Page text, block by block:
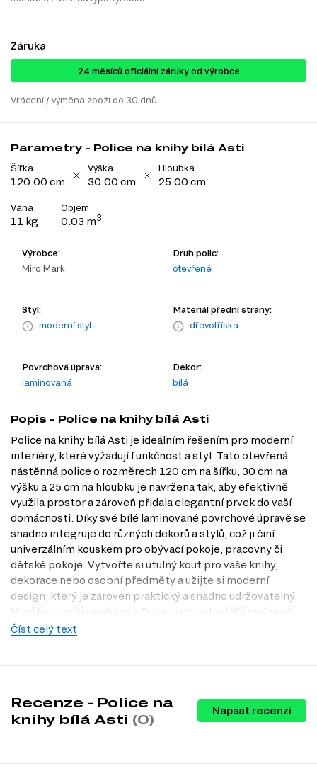
Záruka
24 ​​​​měsíců oficiální záruky od výrobce
Vrácení / výměna zboží do 30 dnů
Parametry - Police na knihy bílá Asti
Šířka
120.00 cm
Výška
30.00 cm
Hloubka
25.00 cm
Váha
11 kg
Objem
0.03 m3
Výrobce:
Miro Mark
Druh polic:
otevřené
Styl:
moderní styl
Materiál přední strany:
dřevotříska
Povrchová úprava:
laminovaná
Dekor:
bílá
Popis - Police na knihy bílá Asti
Police na knihy bílá Asti je ideálním řešením pro moderní
interiéry, které vyžadují funkčnost a styl. Tato otevřená
nástěnná police o rozměrech 120 cm na šířku, 30 cm na
výšku a 25 cm na hloubku je navržena tak, aby efektivně
využila prostor a zároveň přidala elegantní prvek do vaší
domácnosti. Díky své bílé laminované povrchové úpravě se
snadno integruje do různých dekorů a stylů, což ji činí
univerzálním kouskem pro obývací pokoje, pracovny či
dětské pokoje. Vytvořte si útulný kout pro vaše knihy,
dekorace nebo osobní předměty a užijte si moderní
design, který je zároveň praktický a snadno udržovatelný.
Navštivte naši prodejnu v Praze a objevte další možnosti,
které Dubok.cz nabízí.
Otevřený typ.Otevřená konstrukce umožňuje snadný přístup k
vašim knihám a dekoracím, což usnadňuje organizaci a údržbu.
Kvalitní materiál.
Vyrobená z dřevotřísky s laminovanou
Číst celý text
Recenze - Police na
knihy bílá Asti (0)
Napsat recenzi